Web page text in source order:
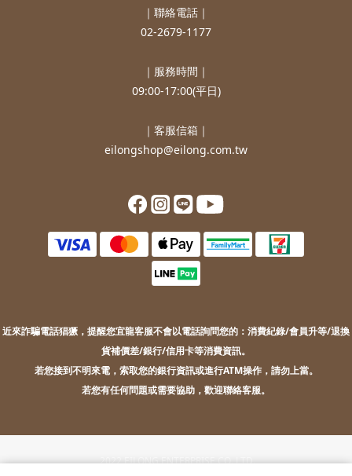
｜聯絡電話｜
02-2679-1177
｜服務時間｜
09:00-17:00(平日)
｜客服信箱｜
eilongshop@eilong.com.tw
近來詐騙電話猖獗，提醒您宜龍客服不會以電話詢問您的： 消費紀錄/會員升等/退換
貨補價差/銀行/信用卡等消費資訊。
若您接到不明來電，索取您的銀行資訊或進行ATM操作，請勿上當。
若您有任何問題或需要協助，歡迎聯絡客服。
2022 EILONG ENTERPRISE CO.,LTD.